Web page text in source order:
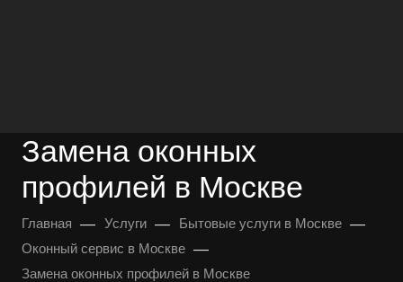
Замена оконных
профилей в Москве
Главная — Услуги — Бытовые услуги в Москве —
Оконный сервис в Москве —
Замена оконных профилей в Москве